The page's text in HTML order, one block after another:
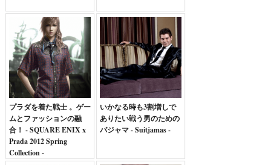
プラダを着た戦士 。ゲー
ムとファッションの融
合！ - SQUARE ENIX x
Prada 2012 Spring
Collection -
いかなる時も3割増しで
ありたい戦う男のための
パジャマ - Suitjamas -